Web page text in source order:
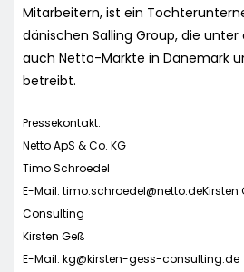
Mitarbeitern, ist ein
dänischen Salling Group, die
auch Netto-Märkte in Dänemark
betreibt.
Pressekontakt:
Netto ApS & Co. KG
Timo Schroedel
E-Mail: timo.schroedel@netto.deKirsten
Consulting
Kirsten Geß
E-Mail: kg@kirsten-gess-consulting.de